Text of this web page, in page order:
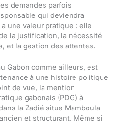
demandes parfois
qui deviendra
une valeur pratique : elle
la justification, la nécessité
et la gestion des attentes.
Gabon comme ailleurs, est
à une histoire politique
de vue, la mention
gabonais (PDG) à
la Zadié situe Mamboula
et structurant. Même si